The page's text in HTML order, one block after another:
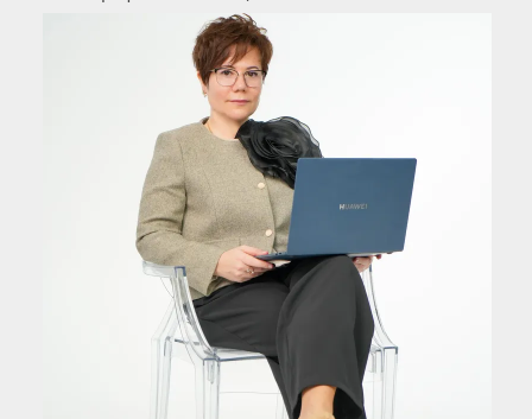
Мои публикации: блог на РБК, Рамблер
карьера, HRTime, Linkedin